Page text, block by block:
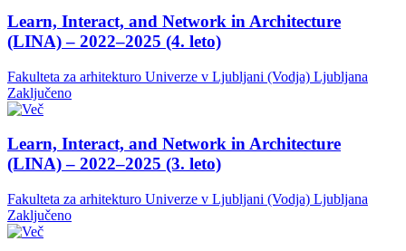
Learn, Interact, and Network in Architecture
(LINA) – 2022–2025 (4. leto)
Fakulteta za arhitekturo Univerze v Ljubljani (Vodja) Ljubljana
Zaključeno
Learn, Interact, and Network in Architecture
(LINA) – 2022–2025 (3. leto)
Fakulteta za arhitekturo Univerze v Ljubljani (Vodja) Ljubljana
Zaključeno